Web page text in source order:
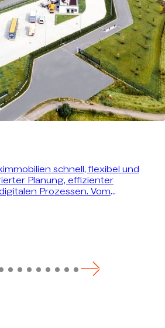
schnell, flexibel und
Planung, effizienter
Prozessen. Vom
Immobilie, die Ihre Anforderungen